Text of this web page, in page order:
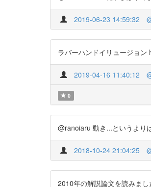
2019-06-23 14:59:32
ラバーハンドイリュージョ
2019-04-16 11:40:12
0
@ranoiaru 動き...というより
2018-10-24 21:04:25
2010年の解説論文を読みま